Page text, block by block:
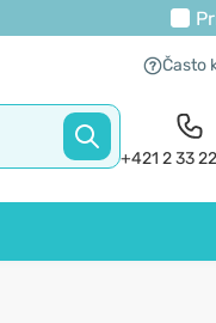
Často
+421 2 33